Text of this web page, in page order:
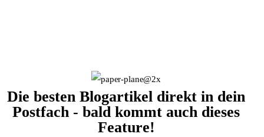
Die besten Blogartikel direkt in dein
Postfach - bald kommt auch dieses
Feature!